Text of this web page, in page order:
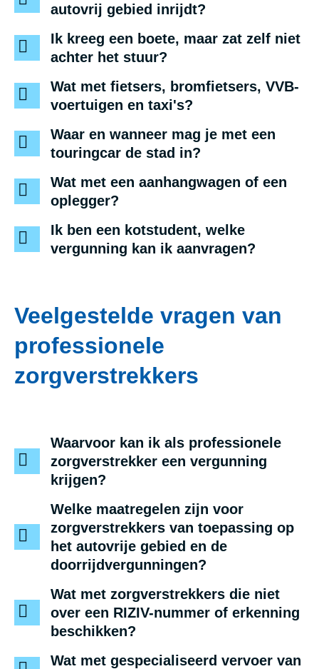
autovrij gebied inrijdt?
Ik kreeg een boete, maar zat zelf niet
achter het stuur?
Wat met fietsers, bromfietsers, VVB-
voertuigen en taxi's?
Waar en wanneer mag je met een
touringcar de stad in?
Wat met een aanhangwagen of een
oplegger?
Ik ben een kotstudent, welke
vergunning kan ik aanvragen?
Veelgestelde vragen van
professionele
zorgverstrekkers
Waarvoor kan ik als professionele
zorgverstrekker een vergunning
krijgen?
Welke maatregelen zijn voor
zorgverstrekkers van toepassing op
het autovrije gebied en de
doorrijdvergunningen?
Wat met zorgverstrekkers die niet
over een RIZIV-nummer of erkenning
beschikken?
Wat met gespecialiseerd vervoer van